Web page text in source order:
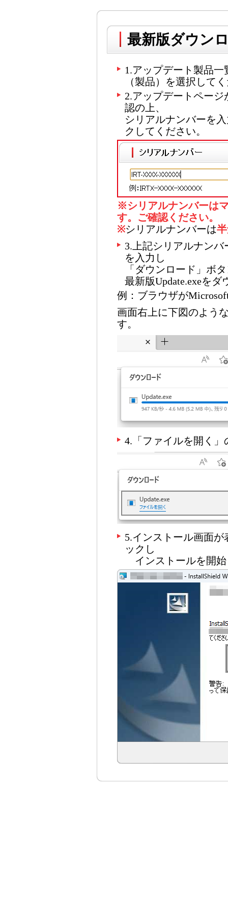
最新版ダウン
1.アップデート製品
（製品）を選択して
2.アップデートペー
認の上、
シリアルナンバーを
クしてください。
※シリアルナンバーは
す。ご確認ください。
※シリアルナンバーは
3.上記シリアルナン
を入力し
「ダウンロード」ボ
最新版Update.exeを
例：ブラウザが
画面右上に下図のよう
す。
4.「ファイルを開く
5.インストール画面
ックし
インストールを開始